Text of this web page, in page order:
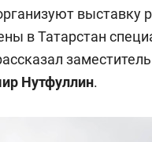
в Татарстан
Нутфуллин.
Рекомендуем
ID вместо